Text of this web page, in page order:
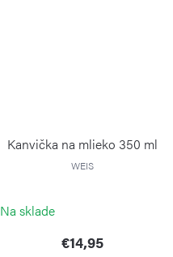
Kanvička na mlieko 350 ml
WEIS
Na sklade
€14,95